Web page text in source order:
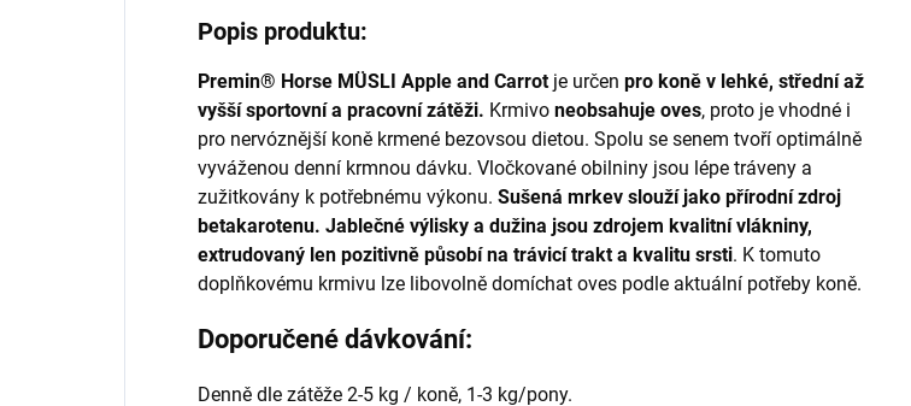
Popis produktu:
Premin® Horse MÜSLI Apple and Carrot je určen pro koně v lehké, střední až
vyšší sportovní a pracovní zátěži. Krmivo neobsahuje oves, proto je vhodné i
pro nervóznější koně krmené bezovsou dietou. Spolu se senem tvoří optimálně
vyváženou denní krmnou dávku. Vločkované obilniny jsou lépe tráveny a
zužitkovány k potřebnému výkonu. Sušená mrkev slouží jako přírodní zdroj
betakarotenu. Jablečné výlisky a dužina jsou zdrojem kvalitní vlákniny,
extrudovaný len pozitivně působí na trávicí trakt a kvalitu srsti. K tomuto
doplňkovému krmivu lze libovolně domíchat oves podle aktuální potřeby koně.
Doporučené dávkování:
Denně dle zátěže 2-5 kg / koně, 1-3 kg/pony.